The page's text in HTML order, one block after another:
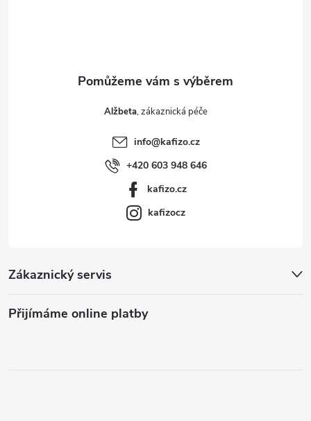
Zákaznický servis
Přijímáme online platby
Alžbeta
info@kafizo.cz
+420 603 948 646
kafizo.cz
kafizocz